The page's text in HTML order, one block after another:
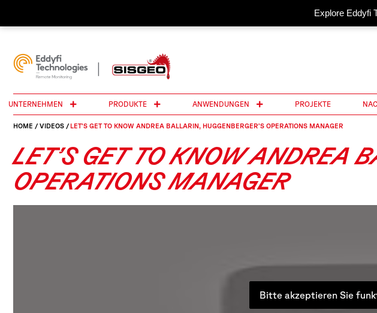
Explore Eddyfi
UNTERNEHMEN PRODUKTE ANWENDUNGEN PROJEKTE
HOME / VIDEOS / LET’S GET TO KNOW ANDREA BALLARIN, HUGGENBERGER’S OPERATIONS MANAGER
LET’S GET TO KNOW ANDREA
OPERATIONS MANAGER
Bitte akzeptieren Sie